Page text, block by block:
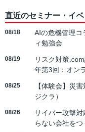
直近のセミナー・イベ
08/18
AIの危機管理コ
ィ勉強会
08/19
リスク対策
年第3回：オン
08/25
【体験会】災
ジクラ）
08/26
サイバー攻撃対
らない会社をつ